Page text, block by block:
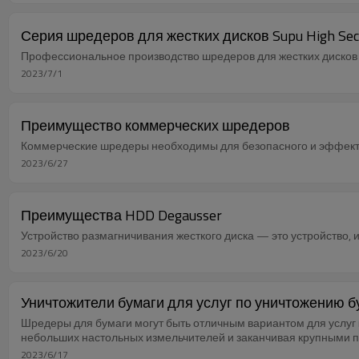
Серия шредеров для жестких дисков Supu High
Профессиональное производство шредеров для жестких
2023/7/1
Преимущество коммерческих шредеров
Коммерческие шредеры необходимы для безопасного и
2023/6/27
Преимущества HDD Degausser
Устройство размагничивания жесткого диска — это
2023/6/20
Уничтожители бумаги для услуг по уничтожению
Шредеры для бумаги могут быть отличным вариантом для
небольших настольных измельчителей и заканчивая
2023/6/17